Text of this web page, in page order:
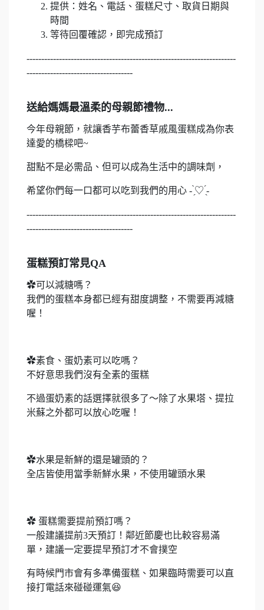
提供：姓名、電話、蛋糕尺寸、取貨日期與
時間
等待回覆確認，即完成預訂
-----------------------------------------------------------------------
------------------------------------
送給媽媽最溫柔的母親節禮物...
今年母親節，就讓香芋布蕾香草戚風蛋糕成為你表
達愛的橋樑吧~
甜點不是必需品、但可以成為生活中的調味劑，
希望你們每一口都可以吃到我們的用心 - ̗̀♡ ̖́-︎︎
-----------------------------------------------------------------------
------------------------------------
蛋糕預訂常見QA
✿可以減糖嗎？
我們的蛋糕本身都已經有甜度調整，不需要再減糖
喔！
✿素食、蛋奶素可以吃嗎？
不好意思我們沒有全素的蛋糕
不過蛋奶素的話選擇就很多了～除了水果塔、提拉
米蘇之外都可以放心吃喔！
✿水果是新鮮的還是罐頭的？
全店皆使用當季新鮮水果，不使用罐頭水果
✿ 蛋糕需要提前預訂嗎？
一般建議提前3天預訂！鄰近節慶也比較容易滿
單，建議一定要提早預訂才不會撲空
有時候門市會有多準備蛋糕、如果臨時需要可以直
接打電話來碰碰運氣😆